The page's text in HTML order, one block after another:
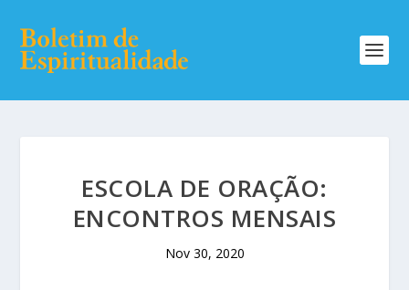
ESCOLA DE ORAÇÃO:
ENCONTROS MENSAIS
Nov 30, 2020